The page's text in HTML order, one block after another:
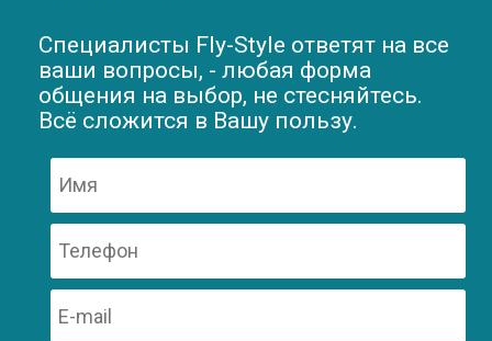
Специалисты Fly-Style ответят на все
ваши вопросы, - любая форма
общения на выбор, не стесняйтесь.
Всё сложится в Вашу пользу.